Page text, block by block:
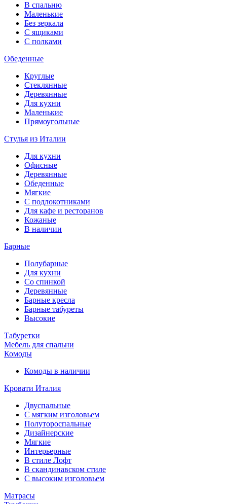
В спальню
Маленькие
Без зеркала
С ящиками
С полками
Обеденные
Круглые
Стеклянные
Деревянные
Для кухни
Маленькие
Прямоугольные
Стулья из Италии
Для кухни
Офисные
Деревянные
Обеденные
Мягкие
С подлокотниками
Для кафе и ресторанов
Кожаные
В наличии
Барные
Полубарные
Для кухни
Со спинкой
Деревянные
Барные кресла
Барные табуреты
Высокие
Табуретки
Мебель для спальни
Комоды
Комоды в наличии
Кровати Италия
Двуспальные
С мягким изголовьем
Полутороспальные
Дизайнерские
Мягкие
Интерьерные
В стиле Лофт
В скандинавском стиле
С высоким изголовьем
Матрасы